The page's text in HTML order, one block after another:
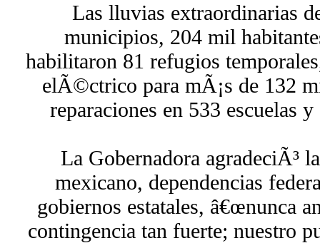
Las lluvias extraordinarias
municipios, 204 mil
habilitaron 81 refugios
elÃ©ctrico para mÃ¡s de 132
reparaciones en 533 escuelas
La Gobernadora agradeciÃ³
mexicano, dependencias
gobiernos estatales, â€œnunca
contingencia tan fuerte; nuestro